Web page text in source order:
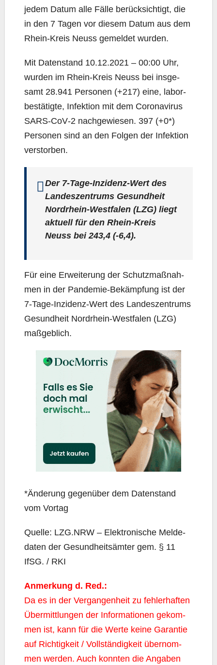
jedem Datum alle Fäl­le berück­sich­tigt, die
in den 7 Tagen vor die­sem Datum aus dem
Rhein-Kreis Neuss gemel­det wurden.
Mit Daten­stand 10.12.2021 – 00:00 Uhr,
wur­den im Rhein-Kreis Neuss bei ins­ge­
samt 28.941 Per­so­nen (+217) eine, labor­
be­stä­tig­te, Infek­ti­on mit dem Coro­na­vi­rus
SARS-CoV‑2 nach­ge­wie­sen. 397 (+0*)
Per­so­nen sind an den Fol­gen der Infek­ti­on
verstorben.
Der 7‑Ta­ge-Inzi­denz-Wert des
Lan­des­zen­trums Gesund­heit
Nord­rhein-West­fa­len (LZG) liegt
aktu­ell für den Rhein-Kreis
Neuss bei243,4 (-6,4).
Für eine Erwei­te­rung der Schutz­maß­nah­
men in der Pan­de­mie-Bekämp­fung ist der
7‑Ta­ge-Inzi­denz-Wert des Lan­des­zen­trums
Gesund­heit Nord­rhein-West­fa­len (LZG)
maßgeblich.
*Ände­rung gegen­über dem Daten­stand
vom Vortag
Quel­le: LZG.NRW – Elek­tro­ni­sche Mel­de­
da­ten der Gesund­heits­äm­ter gem. § 11
IfSG. / RKI
Anmer­kung d. Red.:
Da es in der Ver­gan­gen­heit zu feh­ler­haf­ten
Über­mitt­lun­gen der Infor­ma­tio­nen gekom­
men ist, kann für die Wer­te kei­ne Garan­tie
auf Rich­tig­keit / Voll­stän­dig­keit über­nom­
men wer­den. Auch konn­ten die Anga­ben